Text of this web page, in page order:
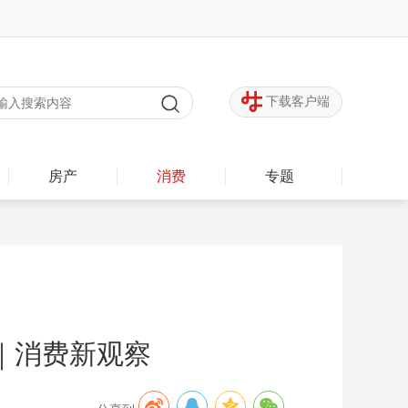
下载客户端
房产 消费 专题
消费新观察